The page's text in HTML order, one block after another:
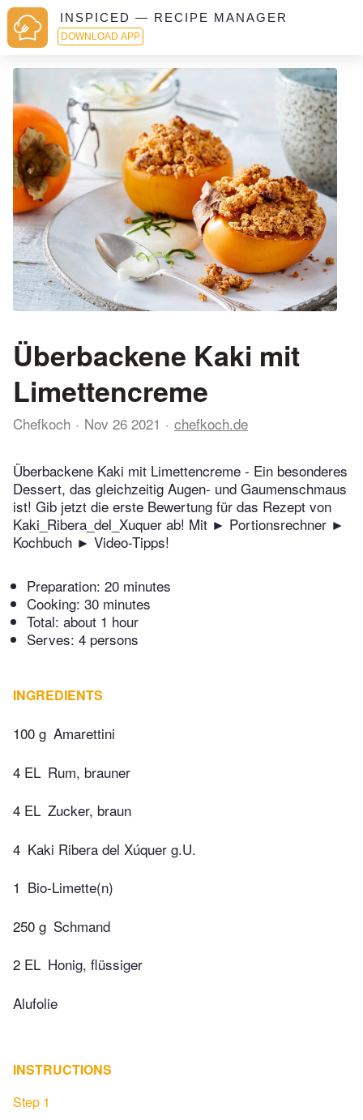
INSPICED — RECIPE MANAGER
DOWNLOAD APP
Überbackene Kaki mit
Limettencreme
Chefkoch Nov 26 2021 chefkoch.de
Überbackene Kaki mit Limettencreme - Ein besonderes
Dessert, das gleichzeitig Augen- und Gaumenschmaus
ist! Gib jetzt die erste Bewertung für das Rezept von
Kaki_Ribera_del_Xuquer ab! Mit ► Portionsrechner ►
Kochbuch ► Video-Tipps!
Preparation: 20 minutes
Cooking: 30 minutes
Total: about 1 hour
Serves: 4 persons
INGREDIENTS
100 g Amarettini
4 EL Rum, brauner
4 EL Zucker, braun
4 Kaki Ribera del Xúquer g.U.
1 Bio-Limette(n)
250 g Schmand
2 EL Honig, flüssiger
Alufolie
INSTRUCTIONS
Step 1